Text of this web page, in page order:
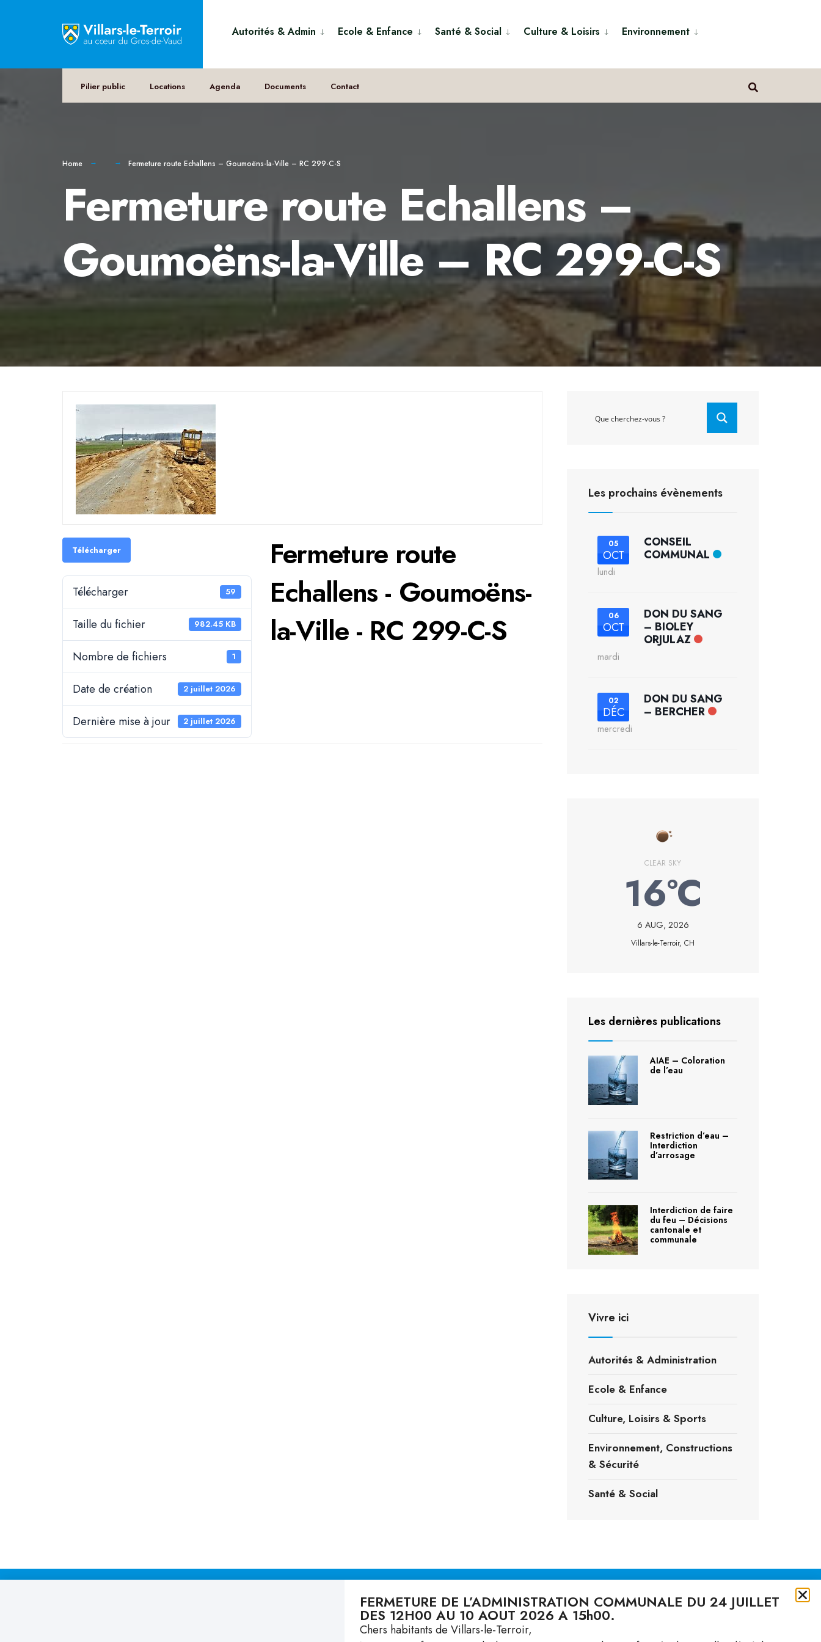
Autorités & Admin Ecole & Enfance Santé & Social Culture & Loisirs Environnement
Pilier public Locations Agenda Documents Contact
Home Fermeture route Echallens – Goumoëns-la-Ville – RC 299-C-S
Fermeture route Echallens –
Goumoëns-la-Ville – RC 299-C-S
Télécharger
Télécharger 59
Taille du fichier 982.45 KB
Nombre de fichiers 1
Date de création 2 juillet 2026
Dernière mise à jour 2 juillet 2026
Fermeture route
Echallens - Goumoëns-
la-Ville - RC 299-C-S
Les prochains évènements
05
OCT
CONSEIL
COMMUNAL
lundi
06
OCT
DON DU SANG
– BIOLEY
ORJULAZ
mardi
02
DÉC
DON DU SANG
– BERCHER
mercredi
CLEAR SKY
16°C
6 AUG, 2026
Villars-le-Terroir, CH
Les dernières publications
AIAE – Coloration
de l’eau
Restriction d’eau –
Interdiction
d’arrosage
Interdiction de faire
du feu – Décisions
cantonale et
communale
Vivre ici
Autorités & Administration
Ecole & Enfance
Culture, Loisirs & Sports
Environnement, Constructions
& Sécurité
Santé & Social
Vivre ici Liens utiles
FERMETURE DE L’ADMINISTRATION COMMUNALE DU 24 JUILLET
DES 12H00 AU 10 AOUT 2026 A 15h00.
Chers habitants de Villars-le-Terroir,